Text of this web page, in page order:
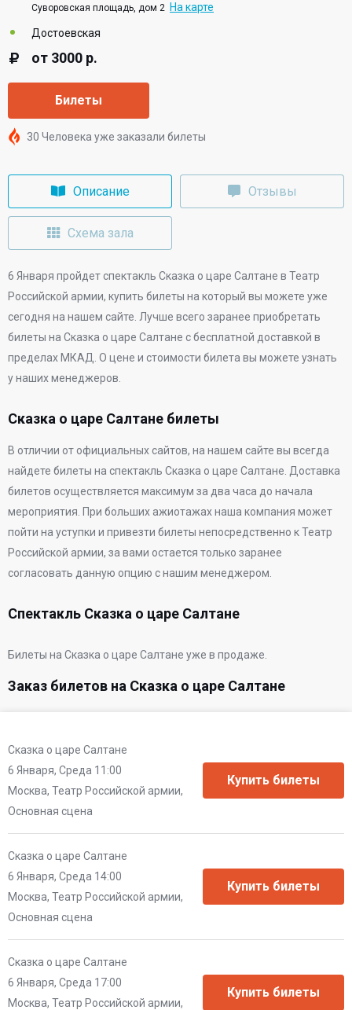
Суворовская площадь, дом 2 На карте
Достоевская
от 3000 р.
Билеты
30 Человека уже заказали билеты
Описание Отзывы
Схема зала
6 Января пройдет спектакль Сказка о царе Салтане в Театр
Российской армии, купить билеты на который вы можете уже
сегодня на нашем сайте. Лучше всего заранее приобретать
билеты на Сказка о царе Салтане с бесплатной доставкой в
пределах МКАД. О цене и стоимости билета вы можете узнать
у наших менеджеров.
Сказка о царе Салтане билеты
В отличии от официальных сайтов, на нашем сайте вы всегда
найдете билеты на спектакль Сказка о царе Салтане. Доставка
билетов осуществляется максимум за два часа до начала
мероприятия. При больших ажиотажах наша компания может
пойти на уступки и привезти билеты непосредственно кТеатр
Российской армии, за вами остается только заранее
согласовать данную опцию с нашим менеджером.
Спектакль Сказка о царе Салтане
Билеты на Сказка о царе Салтане уже в продаже.
Заказ билетов на Сказка о царе Салтане
Сказка о царе Салтане
6 Января, Среда 11:00
Москва, Театр Российской армии,
Основная сцена
Сказка о царе Салтане
6 Января, Среда 14:00
Москва, Театр Российской армии,
Основная сцена
Сказка о царе Салтане
6 Января, Среда 17:00
Москва, Театр Российской армии,